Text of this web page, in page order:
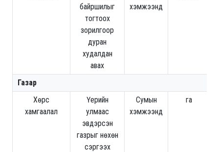
байршилыг
тогтоох
зорилгоор
дуран
худалдан
авах
хэмжээнд
Газар
Хөрс
хамгаалал
Үерийн
улмаас
эвдэрсэн
газрыг нөхөн
сэргээх
Сумын
хэмжээнд
га